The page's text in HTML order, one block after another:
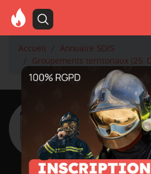
Accueil
Annuaire SDIS
Groupements territoriaux (25.
<Retour à la
SDIS
Département
5 233 km²